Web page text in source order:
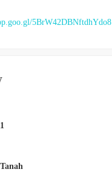
5BrW42DBNftdhYdo8
Tanah